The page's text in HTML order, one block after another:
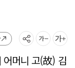
어머니 고(故) 김